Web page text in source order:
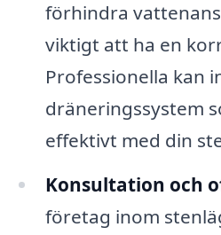
förhindra
viktigt att ha en
Professionella kan
dräneringssystem
effektivt med din
Konsultation och
företag inom